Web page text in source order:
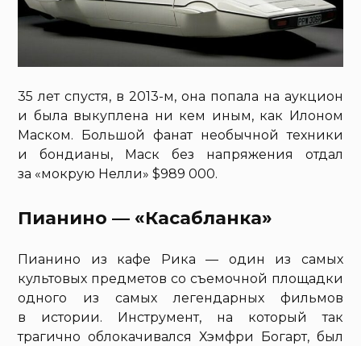
35 лет спустя, в 2013-м, она попала на аукцион
и была выкуплена ни кем иным, как Илоном
Маском. Большой фанат необычной техники
и бондианы, Маск без напряжения отдал
за «мокрую Нелли» $989 000.
Пианино — «Касабланка»
Пианино из кафе Рика — один из самых
культовых предметов со съемочной площадки
одного из самых легендарных фильмов
в истории. Инструмент, на который так
трагично облокачивался Хэмфри Богарт, был